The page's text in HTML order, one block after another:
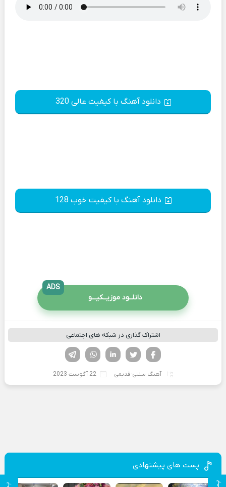
دانلود آهنگ با کیفیت عالی 320
دانلود آهنگ با کیفیت خوب 128
دانلــود موزیــکیـــو
ADS
اشتراک گذاری در شبکه های اجتماعی
لینکدین تویتر
فیسوک
آهنگ سنتی-قدیمی 22 آگوست 2023
پست های پیشنهادی